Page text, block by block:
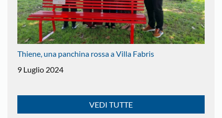
Thiene, una panchina rossa a Villa Fabris
9 Luglio 2024
VEDI TUTTE